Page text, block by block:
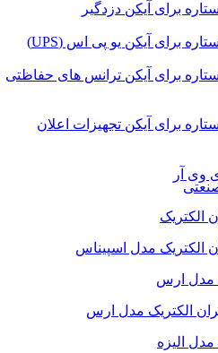
دزدگیر
یو پی اس (UPS)
ترانس های حفاظتی
تجهیزات اعلان
الکتریک مدل اسپیناس
الکتریک مدل ارس